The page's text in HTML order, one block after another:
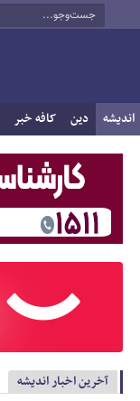
اندیشه دین کافه خبر
آخرین اخبار اندیشه